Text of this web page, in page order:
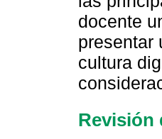
docente
presentar
cultura
Revisión